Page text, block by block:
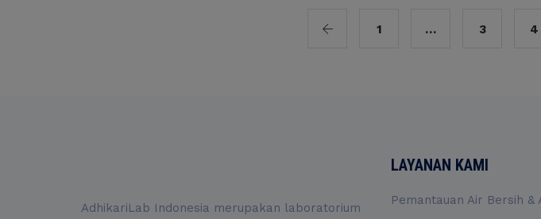
1 … 3 4
AdhikariLab Indonesia merupakan laboratorium
LAYANAN KAMI
Pemantauan Air Bersih &